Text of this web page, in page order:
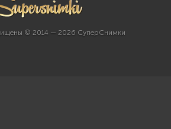
© 2014 — 2026 СуперСнимки